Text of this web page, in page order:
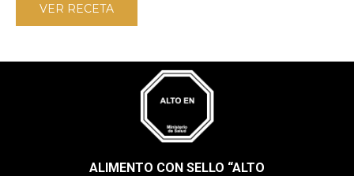
VER RECETA
ALIMENTO CON SELLO “ALTO